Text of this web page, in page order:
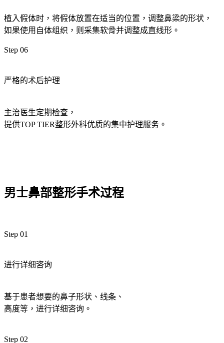
植入假体时，将假体放置在适当的位置，调整鼻梁的形状，
如果使用自体组织，则采集软骨并调整成直线形。
Step 06
严格的术后护理
主治医生定期检查，
提供TOP TIER整形外科优质的集中护理服务。
男士鼻部整形手术过程
Step 01
进行详细咨询
基于患者想要的鼻子形状、线条、
高度等，进行详细咨询。
Step 02